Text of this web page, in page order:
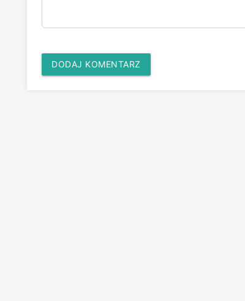
DODAJ KOMENTARZ